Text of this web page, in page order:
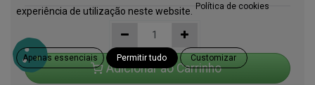
Adicionar ao Carrinho
experiência de utilização neste website.
Política de cookies
Apenas essenciais Permitir tudo Customizar